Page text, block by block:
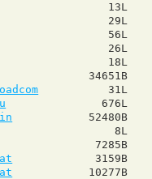
13L
29L
56L
26L
18L
34651B
31L
676L
52480B
8L
7285B
3159B
10277B